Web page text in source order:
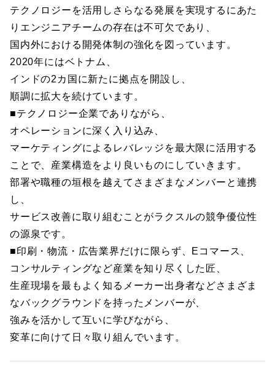
テクノロジーを活用しさらなる発展を実現するにあた
りエンジニアチームの存在は不可欠であり、
国内外における開発体制の強化を図っています。
2020年にはベトナム、
インドの2カ国に新たに拠点を開設し、
順調に拡大を続けています。
■テクノロジー企業でありながら、
オペレーションに深く入り込み、
マーケティングによるレバレッジを最大限に活用する
ことで、産業構造をより良いものにしていきます。
部署や職種の垣根を越えてさまざまなメンバーと連携
し、
サービス改善に取り組むことがラクスルの競争優位性
の源泉です。
■印刷・物流・広告業界だけに限らず、Eコマース、
コンサルティングなど産業を知り尽くした匠、
生産現場を最もよく知るメーカー出身者などさまざま
なバックグラウンドを持ったメンバーが、
強みを活かして互いに学びながら、
変革に向けて日々取り組んでいます。